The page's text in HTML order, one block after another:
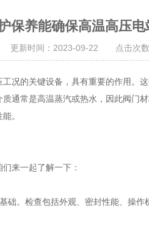
保养能确保高温高压
更新时间：2023-09-22 点击次数
的关键设备，具有重要的作用。
通常是高温蒸汽或热水，因此阀门
。
来一起了解一下：
。检查包括外观、密封性能、操作